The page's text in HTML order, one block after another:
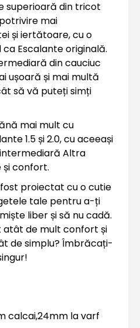
superioară din tricot
mai
și iertătoare, cu o
Escalante originală.
din cauciuc
ușoară și mai multă
să vă puteți simți
mai mult cu
1.5 și 2.0, cu aceeași
Altra
și confort.
proiectat cu o cutie
tale pentru a-ți
liber și să nu cadă.
de mult confort și
de simplu? Îmbrăcați-
calcai,24mm la varf